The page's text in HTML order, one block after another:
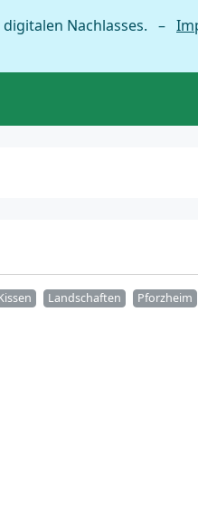
Nachlasses. –
Landschaften Pforzheim